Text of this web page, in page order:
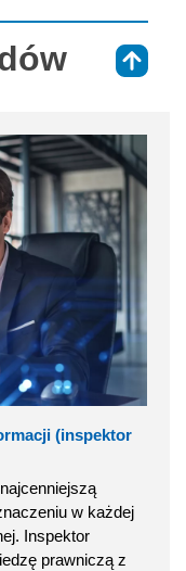
(inspektor
w każdej
Inspektor
prawniczą z